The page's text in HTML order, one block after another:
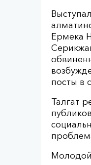
Ермека
посты в
Талгат